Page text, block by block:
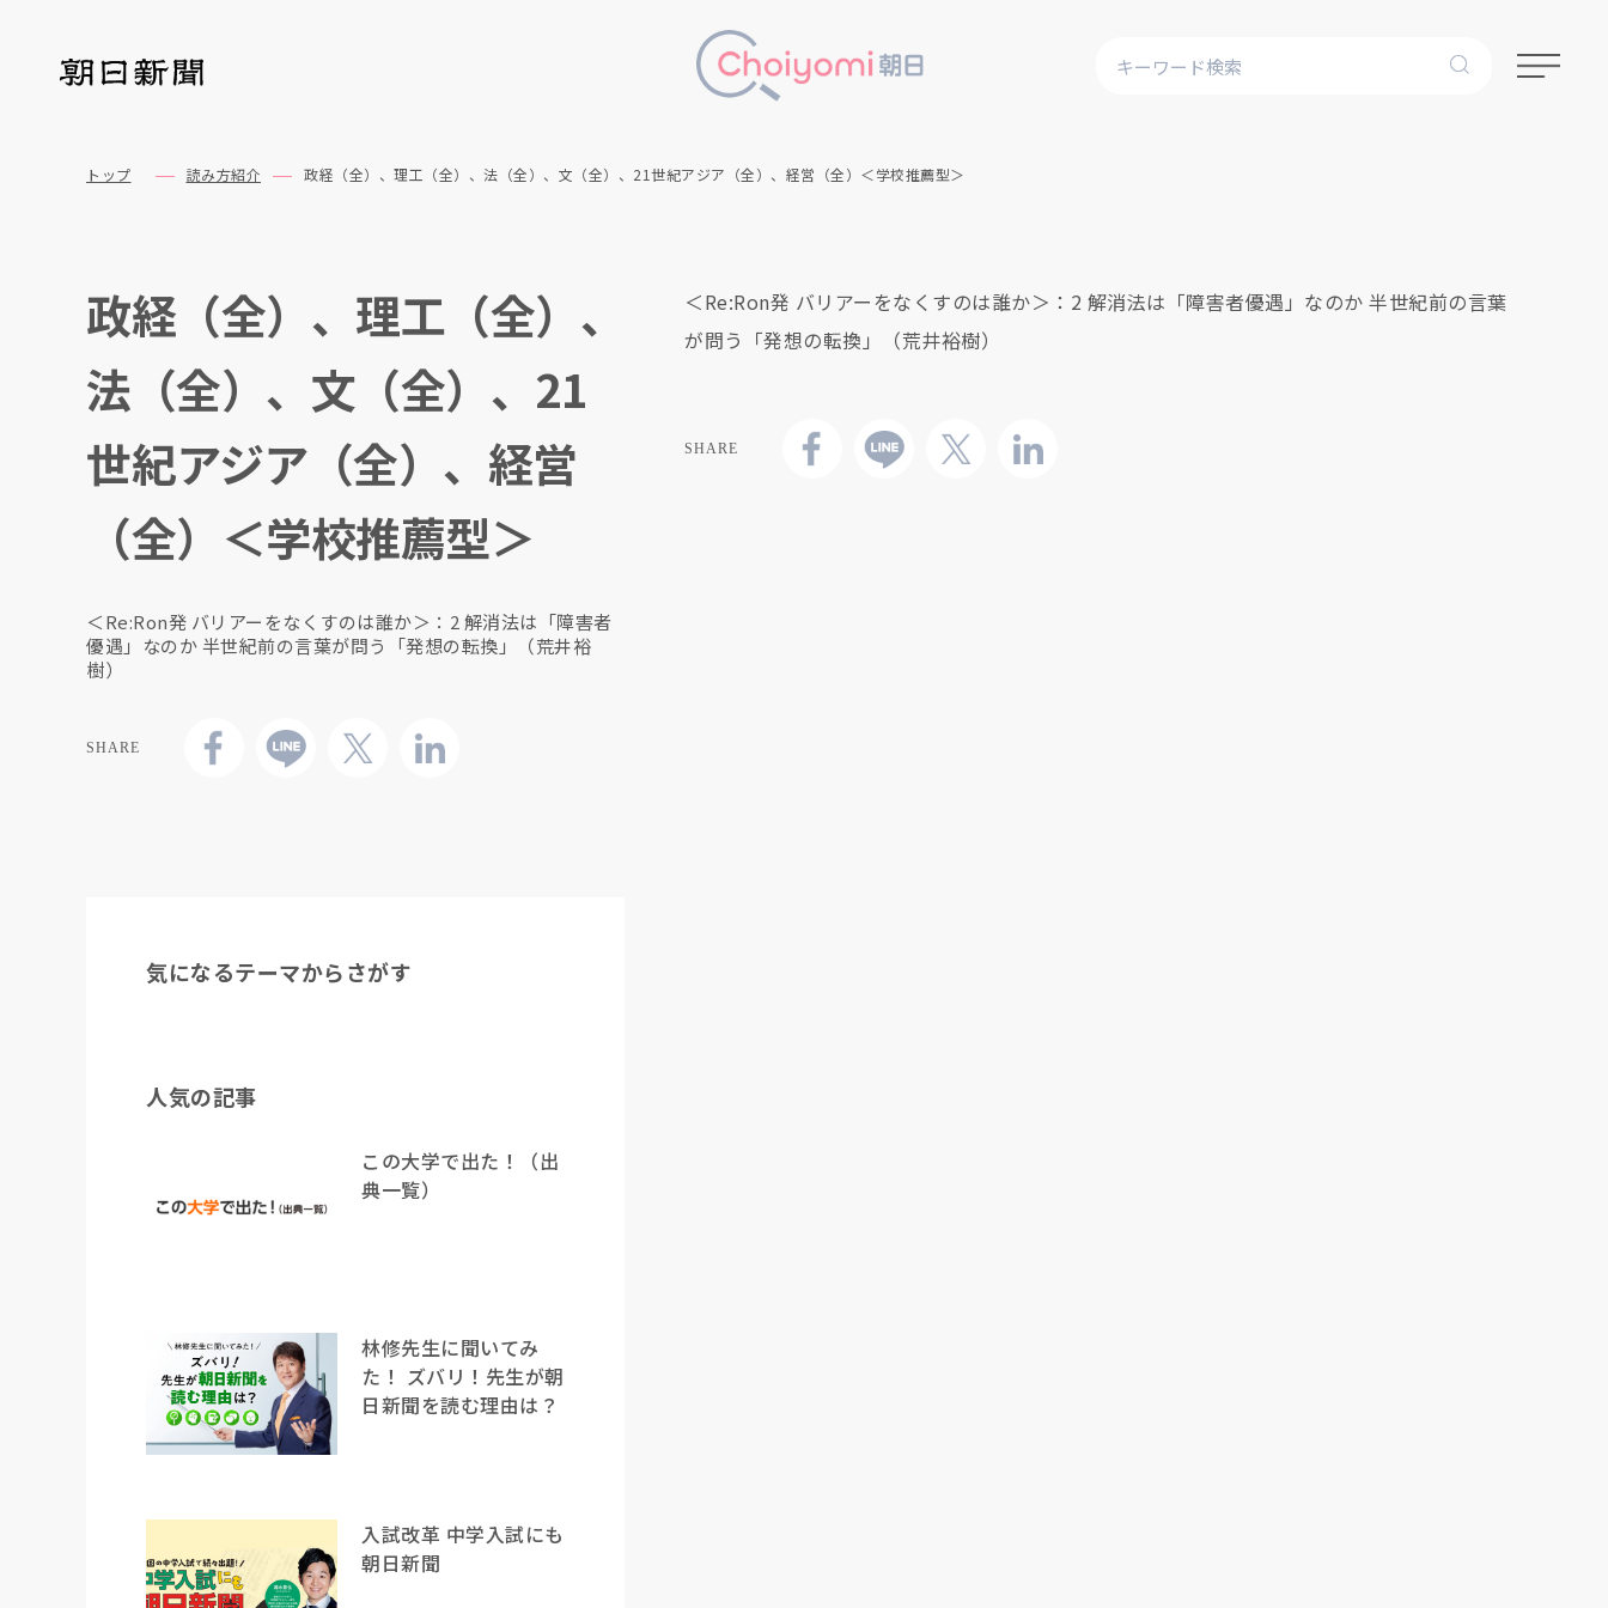
トップ 読み方紹介 政経（全）、理工（全）、法（全）、文（全）、21世紀アジア（全）、経営（全）＜学校推薦型＞
政経（全）、理工（全）、
法（全）、文（全）、21
世紀アジア（全）、経営
（全）＜学校推薦型＞
＜Re:Ron発 バリアーをなくすのは誰か＞：2 解消法は「障害者
優遇」なのか 半世紀前の言葉が問う「発想の転換」（荒井裕
樹）
SHARE
気になるテーマからさがす
人気の記事
この大学で出た！（出
典一覧）
林修先生に聞いてみ
た！ ズバリ！先生が朝
日新聞を読む理由は？
入試改革 中学入試にも
朝日新聞
＜Re:Ron発 バリアーをなくすのは誰か＞：2 解消法は「障害者優遇」なのか 半世紀前の言葉
が問う「発想の転換」（荒井裕樹）
SHARE